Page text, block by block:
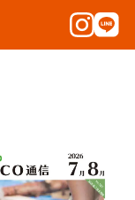
暮らし。